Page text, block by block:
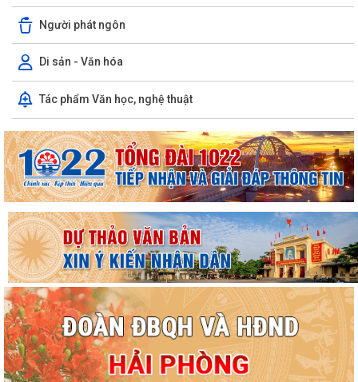
Người phát ngôn
Di sản - Văn hóa
Tác phẩm Văn học, nghệ thuật